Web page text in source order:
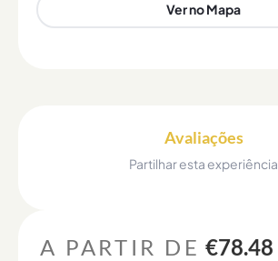
Ver no Mapa
Avaliações
Partilhar esta experiência
A PARTIR DE €78.48